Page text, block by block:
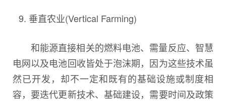
垂直农业(Vertical Farming)
和能源直接相关的燃料电池、需量反应、智慧
电网以及电池回收皆处于泡沫期，因为这些技术虽
然已开发，却不一定和既有的基础设施或制度相
容，要迭代更新技术、基础建设，需要时间及政策